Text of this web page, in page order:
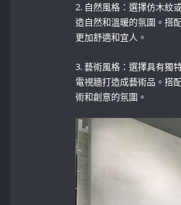
2. 自然風格：選擇仿木紋
造自然和溫暖的氛圍。搭
更加舒適和宜人。
3. 藝術風格：選擇具有獨
電視牆打造成藝術品。搭
術和創意的氛圍。